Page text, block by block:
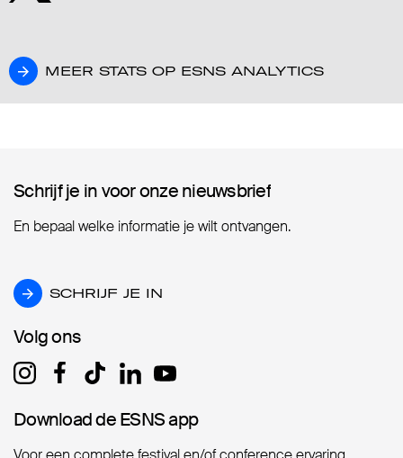
MEER STATS OP ESNS ANALYTICS
MEER STATS OP ESNS ANALYTICS
Schrijf je in voor onze nieuwsbrief
Schrijf je in voor onze nieuwsbrief
En bepaal welke informatie je wilt ontvangen.
SCHRIJF JE IN
SCHRIJF JE IN
Volg ons
Volg ons
Download de ESNS app
Download de ESNS app